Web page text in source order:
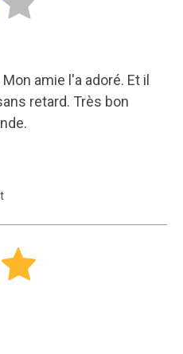
amie l'a adoré. Et il
retard. Très bon